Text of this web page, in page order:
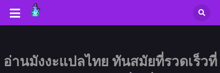
อ่านมังงะแปลไทย ทันสมัยที่รวดเร็วที่